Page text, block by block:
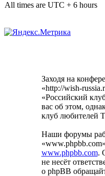
All times are UTC + 6 hours
Заходя на
«http://wish-
«Российский
вас об этом,
клуб любителей
Наши форумы
www.phpbb.com.
не несёт
о phpBB